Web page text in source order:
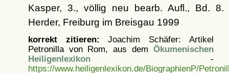
Kasper, 3., völlig neu bearb. Aufl., Bd. 8.
Herder, Freiburg im Breisgau 1999
korrekt zitieren: Joachim Schäfer: Artikel
Petronilla von Rom, aus dem Ökumenischen
Heiligenlexikon-
https://www.heiligenlexikon.de/BiographienP/